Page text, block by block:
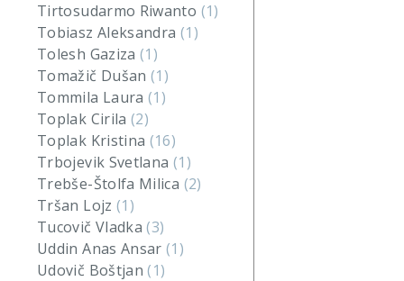
Tirtosudarmo Riwanto (1)
Tobiasz Aleksandra (1)
Tolesh Gaziza(1)
Tomažič Dušan(1)
Tommila Laura(1)
Toplak Cirila(2)
Toplak Kristina (16)
Trbojevik Svetlana (1)
Trebše-Štolfa Milica (2)
Tršan Lojz (1)
Tucovič Vladka(3)
Uddin Anas Ansar(1)
Udovič Boštjan(1)